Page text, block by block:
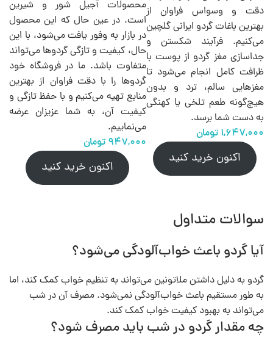
دقت و وسواس فراوان از
بهترین باغات گردو ایرانی گلچین
می‌کنیم. فرآیند شکستن و
جداسازی مغز گردو از پوست با
ظرافت کامل انجام می‌شود تا
مغزهایی سالم، ترد و بدون
هیچ‌گونه طعم تلخی یا کهنگی
به دست شما برسد.
اکنون خرید کنید
محصولات آجیل شور و شیرین
است. در عین حال که این محصول
در بازار به وفور یافت می‌شود، با این
حال، کیفیت و تازگی گردوها می‌تواند
متفاوت باشد. ما در فروشگاه خود
گردوها را با دقت فراوان از بهترین
منابع تهیه می‌کنیم و با حفظ تازگی و
کیفیت آن، به شما عزیزان عرضه
می‌نماییم.
اکنون خرید کنید
سوالات متداول
آیا گردو باعث خواب‌آلودگی می‌شود؟
گردو به دلیل داشتن ملاتونین می‌تواند به تنظیم خواب کمک کند، اما
به طور مستقیم باعث خواب‌آلودگی نمی‌شود. مصرف آن در شب
می‌تواند به بهبود کیفیت خواب کمک کند.
چه مقدار گردو در شب باید مصرف شود؟